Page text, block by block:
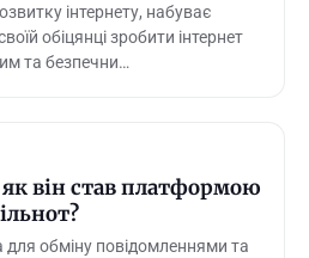
інтернету, набуває
обіцянці зробити інтернет
та безпечни…
він став платформою
обміну повідомленнями та